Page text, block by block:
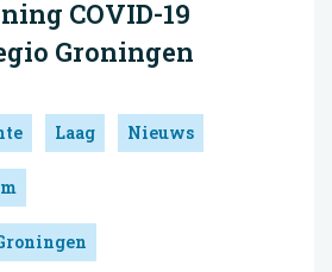
COVID-19
Groningen
Laag Nieuws